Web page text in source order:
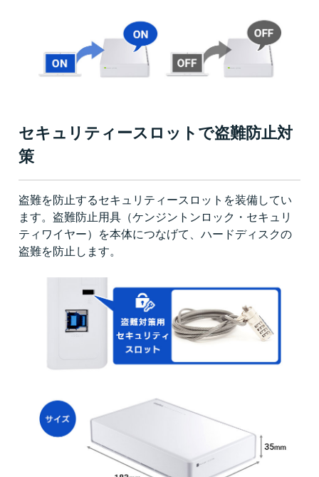
セキュリティースロットで盗難防止対
策
盗難を防止するセキュリティースロットを装備してい
ます。盗難防止用具（ケンジントンロック・セキュリ
ティワイヤー）を本体につなげて、ハードディスクの
盗難を防止します。